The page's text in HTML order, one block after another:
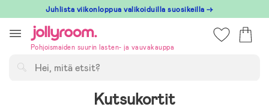
till
innehållet
Juhlista viikonloppua valikoiduilla suosikeilla →
Pohjoismaiden suurin lasten- ja vauvakauppa
Kutsukortit